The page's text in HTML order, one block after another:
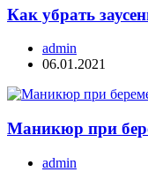
Как убрать
admin
06.01.2021
Маникюр при
admin